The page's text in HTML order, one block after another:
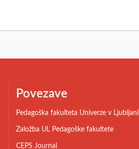
Povezave
Pedagoška fakulteta Univerze v Ljubljani
Založba UL Pedagoške fakultete
CEPS Journal